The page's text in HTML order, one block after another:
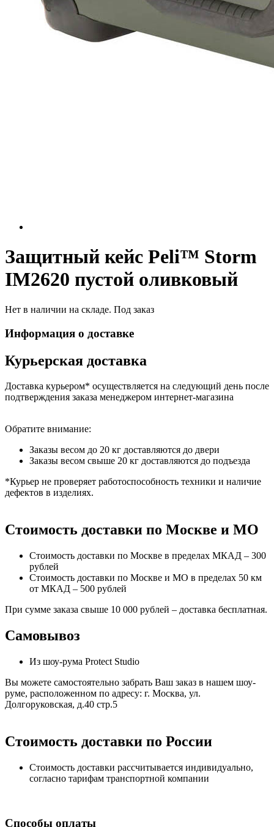
Защитный кейс Peli™ Storm
IM2620 пустой оливковый
Нет в наличии на складе. Под заказ
Информация о доставке
Курьерская доставка
Доставка курьером* осуществляется на следующий день после
подтверждения заказа менеджером интернет-магазина
Обратите внимание:
Заказы весом до 20 кг доставляются до двери
Заказы весом свыше 20 кг доставляются до подъезда
*Курьер не проверяет работоспособность техники и наличие
дефектов в изделиях.
Стоимость доставки по Москве и МО
Стоимость доставки по Москве в пределах МКАД – 300
рублей
Стоимость доставки по Москве и МО в пределах 50 км
от МКАД – 500 рублей
При сумме заказа свыше 10 000 рублей – доставка бесплатная.
Самовывоз
Из шоу-рума Protect Studio
Вы можете самостоятельно забрать Ваш заказ в нашем шоу-
руме, расположенном по адресу: г. Москва, ул.
Долгоруковская, д.40 стр.5
Стоимость доставки по России
Стоимость доставки рассчитывается индивидуально,
согласно тарифам транспортной компании
Способы оплаты